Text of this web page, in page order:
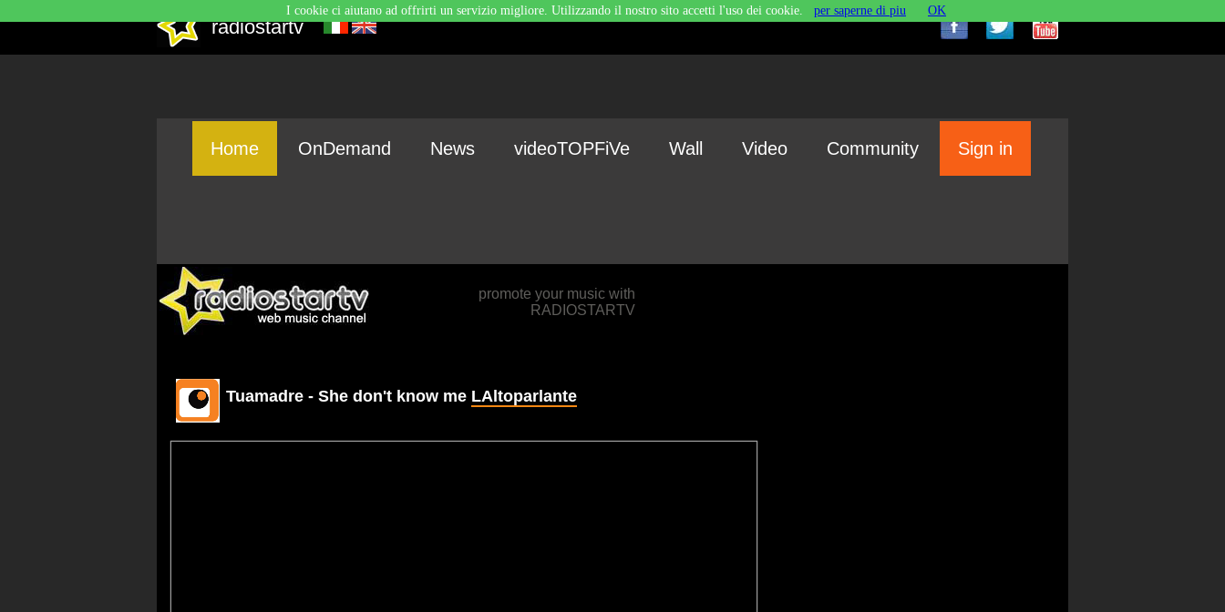
radiostartv
Home OnDemand News videoTOPFiVe Wall Video Community Sign in
promote your music with
RADIOSTARTV
Tuamadre - She don't know me LAltoparlante
I cookie ci aiutano ad offrirti un servizio migliore. Utilizzando il nostro sito accetti l'uso dei cookie. per saperne di piu OK